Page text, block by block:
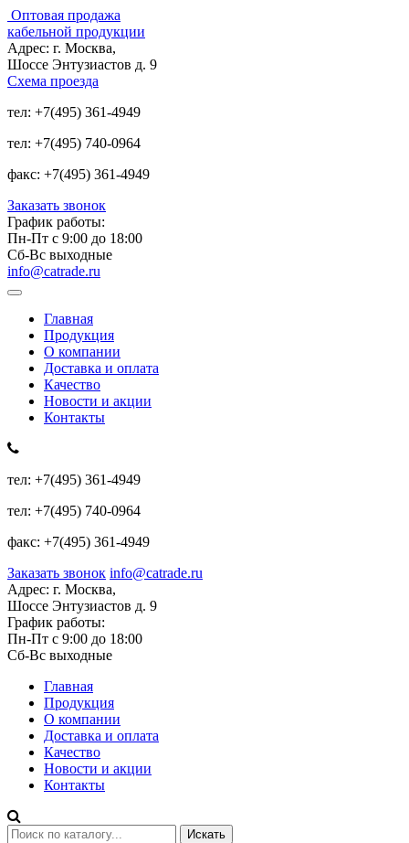
Оптовая продажа
кабельной продукции
Адрес: г. Москва,
Шоссе Энтузиастов д. 9
Схема проезда
тел: +7(495) 361-4949
тел: +7(495) 740-0964
факс: +7(495) 361-4949
Заказать звонок
График работы:
Пн-Пт с 9:00 до 18:00
Сб-Вс выходные
info@catrade.ru
Главная
Продукция
О компании
Доставка и оплата
Качество
Новости и акции
Контакты
тел: +7(495) 361-4949
тел: +7(495) 740-0964
факс: +7(495) 361-4949
Заказать звонок info@catrade.ru
Адрес: г. Москва,
Шоссе Энтузиастов д. 9
График работы:
Пн-Пт с 9:00 до 18:00
Сб-Вс выходные
Главная
Продукция
О компании
Доставка и оплата
Качество
Новости и акции
Контакты
Искать